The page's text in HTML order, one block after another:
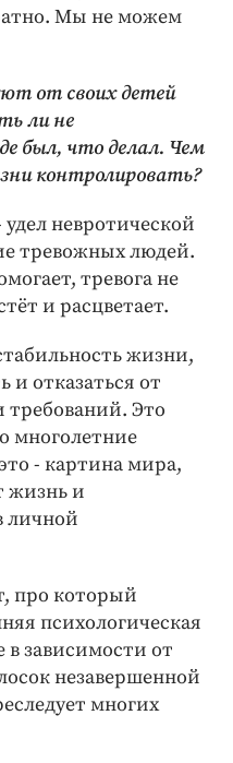
Мы не можем
от своих детей
ли не
был, что делал. Чем
контролировать?
невротической
тревожных людей.
тревога не
и расцветает.
жизни,
и отказаться от
Это
многолетние
- картина мира,
жизнь и
личной
про который
психологическая
в зависимости от
незавершенной
многих